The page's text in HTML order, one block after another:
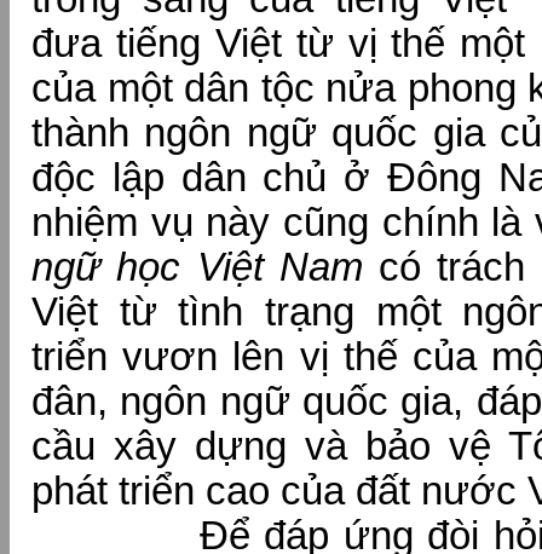
đưa tiếng Việt từ vị thế một
của một dân tộc nửa phong
thành ngôn ngữ quốc gia
độc lập dân chủ ở Đông
nhiệm vụ này cũng chính
ngữ học Việt Nam có trách
Việt từ tình trạng một
triển vươn lên vị thế của
đân, ngôn ngữ quốc gia,
cầu xây dựng và bảo vệ
phát triển cao của đất nước
Để đáp ứng đòi hỏi